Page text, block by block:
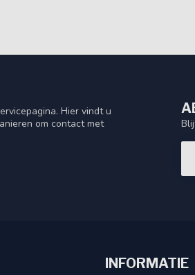
Hier vindt u
om contact met
INFORMATIE